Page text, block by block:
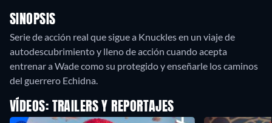
SINOPSIS
Serie de acción real que sigue a Knuckles en un viaje de
autodescubrimiento y lleno de acción cuando acepta
entrenar a Wade como su protegido y enseñarle los caminos
del guerrero Echidna.
VÍDEOS: TRAILERS Y REPORTAJES